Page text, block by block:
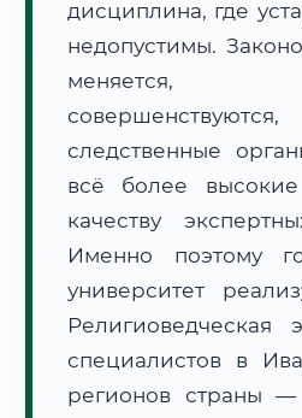
Формат учебы:
🗺️ Зона обслуживания: г. Иваново
• Маршрут транзита: ~2 575 км
📜 Документы и аккредитация
дисциплина, где
недопустимы.
меняется,
следственные
всё более
качеству
Именно поэтому
университет
Религиоведческая
специалистов в
регионов страны